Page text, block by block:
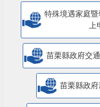
特殊境遇家庭
上
苗栗縣政府交
苗栗縣政